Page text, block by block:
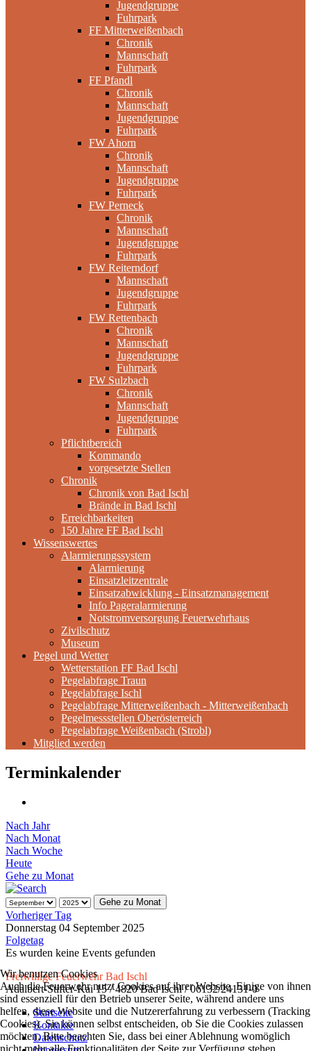
Jugendgruppe
Fuhrpark
FF Mitterweißenbach
Chronik
Mannschaft
Fuhrpark
FF Pfandl
Chronik
Mannschaft
Jugendgruppe
Fuhrpark
FW Ahorn
Chronik
Mannschaft
Jugendgruppe
Fuhrpark
FW Perneck
Chronik
Mannschaft
Jugendgruppe
Fuhrpark
FW Reiterndorf
Mannschaft
Jugendgruppe
Fuhrpark
FW Rettenbach
Chronik
Mannschaft
Jugendgruppe
Fuhrpark
FW Sulzbach
Chronik
Mannschaft
Jugendgruppe
Fuhrpark
Pflichtbereich
Kommando
vorgesetzte Stellen
Chronik
Chronik von Bad Ischl
Brände in Bad Ischl
Erreichbarkeiten
150 Jahre FF Bad Ischl
Wissenswertes
Alarmierungssystem
Alarmierung
Einsatzleitzentrale
Einsatzabwicklung - Einsatzmanagement
Info Pageralarmierung
Notstromversorgung Feuerwehrhaus
Zivilschutz
Museum
Pegel und Wetter
Wetterstation FF Bad Ischl
Pegelabfrage Traun
Pegelabfrage Ischl
Pegelabfrage Mitterweißenbach - Mitterweißenbach
Pegelmessstellen Oberösterreich
Pegelabfrage Weißenbach (Strobl)
Mitglied werden
Terminkalender
Nach Jahr
Nach Monat
Nach Woche
Heute
Gehe zu Monat
Gehe zu Monat
Vorheriger Tag
Donnerstag 04 September 2025
Folgetag
Es wurden keine Events gefunden
Freiwillige Feuerwehr Bad Ischl
Adalbert-Stifter-Kai 15 / 4820 Bad Ischl / 06132/24131-0
Startseite
Kontakte
Datenschutz
Wir benutzen Cookies
Auch die Feuerwehr nutzt Cookies auf ihrer Website. Einige von ihnen
sind essenziell für den Betrieb unserer Seite, während andere uns
helfen, diese Website und die Nutzererfahrung zu verbessern (Tracking
Cookies). Sie können selbst entscheiden, ob Sie die Cookies zulassen
möchten. Bitte beachten Sie, dass bei einer Ablehnung womöglich
nicht mehr alle Funktionalitäten der Seite zur Verfügung stehen.